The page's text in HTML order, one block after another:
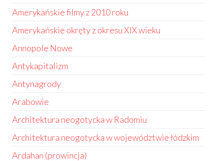
Amerykańskie filmy z 2010 roku
Amerykańskie okręty z okresu XIX wieku
Annopole Nowe
Antykapitalizm
Antynagrody
Arabowie
Architektura neogotycka w Radomiu
Architektura neogotycka w województwie łódzkim
Ardahan (prowincja)